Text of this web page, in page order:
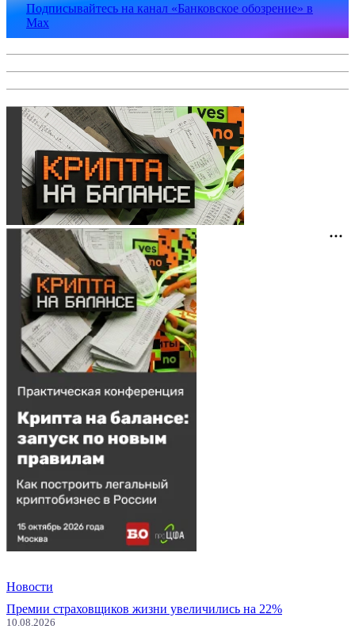
Подписывайтесь на канал «Банковское обозрение» в
Max
Новости
Премии страховщиков жизни увеличились на 22%
10.08.2026